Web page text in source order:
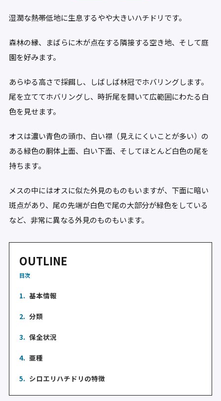
湿潤な熱帯低地に生息するやや大きいハチドリです。
森林の縁、まばらに木が点在する隣接する空き地、そして庭
園を好みます。
あらゆる高さで採餌し、しばしば林冠でホバリングします。
尾を立ててホバリングし、時折尾を開いて広範囲にわたる白
色を見せます。
オスは濃い青色の頭巾、白い襟（見えにくいことが多い）の
ある緑色の胴体上面、白い下面、そしてほとんど白色の尾を
持ちます。
メスの中にはオスに似た外見のものもいますが、下面に暗い
斑点があり、尾の先端が白色で尾の大部分が緑色をしている
など、非常に異なる外見のものもいます。
OUTLINE
目次
1. 基本情報
2. 分類
3. 保全状況
4. 亜種
5. シロエリハチドリの特徴